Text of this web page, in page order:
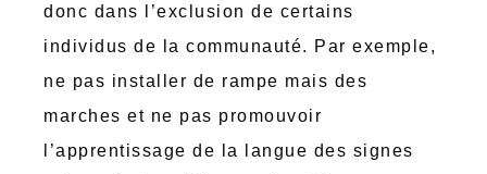
donc dans l’exclusion de certains
individus de la communauté. Par exemple,
ne pas installer de rampe mais des
marches et ne pas promouvoir
l’apprentissage de la langue des signes